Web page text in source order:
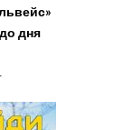
дня